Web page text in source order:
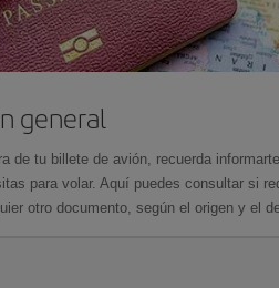
general
de tu billete de avión, recuerda
para volar. Aquí puedes consultar si
otro documento, según el origen y el